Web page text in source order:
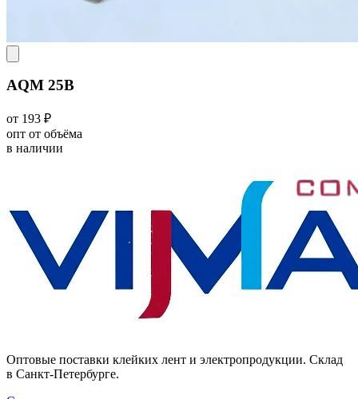
AQM 25В
от 193 ₽
опт от объёма
в наличии
Оптовые поставки клейких лент и электропродукции. Склад
в Санкт-Петербурге.